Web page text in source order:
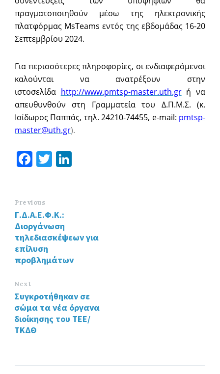
πραγματοποιηθούν μέσω της ηλεκτρονικής
πλατφόρμας MsTeams εντός της εβδομάδας 16-20
Σεπτεμβρίου 2024.
Για περισσότερες πληροφορίες, οι ενδιαφερόμενοι
καλούνται να ανατρέξουν στην
ιστοσελίδα http://www.pmtsp-master.uth.gr ή να
απευθυνθούν στη Γραμματεία του Δ.Π.Μ.Σ. (κ.
Ισίδωρος Παππάς, τηλ. 24210-74455, e-mail: pmtsp-
master@uth.gr).
Fa
o
o
k
T
Previous
Γ.Δ.Α.Ε.Φ.Κ.:
Διοργάνωση
τηλεδιασκέψεων για
επίλυση
προβλημάτων
Next
Συγκροτήθηκαν σε
σώμα τα νέα όργανα
διοίκησης του ΤΕΕ/
ΤΚΔΘ